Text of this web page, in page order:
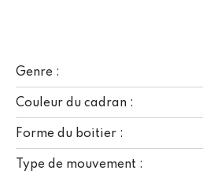
Genre :
Couleur du cadran :
Forme du boitier :
Type de mouvement :